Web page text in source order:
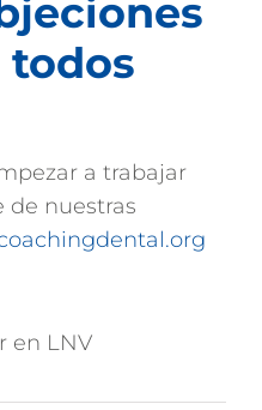
todos
a trabajar
de nuestras
en LNV